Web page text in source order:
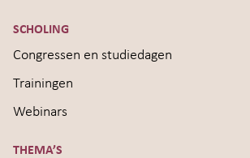
SCHOLING
Congressen en studiedagen
Trainingen
Webinars
THEMA’S